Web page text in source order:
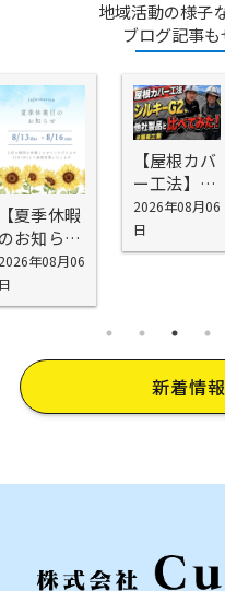
地域活動の様子
ブログ記事も
夏季休暇
お知ら
】年08月06
【屋根カバ
ー工法】シ
スキーG2を
お勧めする
理由
2026年08月06
日
新着情